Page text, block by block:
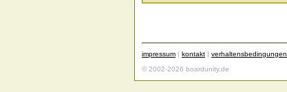
impressum | kontakt | verhaltensbedingungen
© 2002-2026 boardunity.de